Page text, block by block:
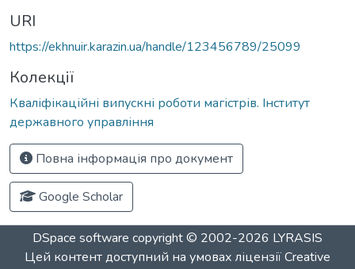
URI
https://ekhnuir.karazin.ua/handle/123456789/25099
Колекції
Кваліфікаційні випускні роботи магістрів. Інститут
державного управління
Повна інформація про документ
Google Scholar
DSpace software copyright © 2002-2026 LYRASIS
Цей контент доступний на умовах ліцензіїCreative